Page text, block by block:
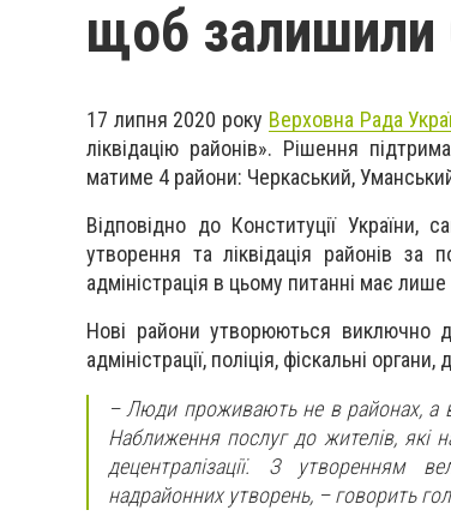
щоб залишили
17 липня 2020 року Верховна Рада
ліквідацію районів». Рішення
матиме 4 райони: Черкаський,
Відповідно до Конституції
утворення та ліквідація районів за
адміністрація в цьому питанні має
Нові райони утворюються виключно
адміністрації, поліція, фіскальні
– Люди проживають не в районах, а
Наближення послуг до жителів, які
децентралізації. З утворенням
надрайонних утворень, – говорить